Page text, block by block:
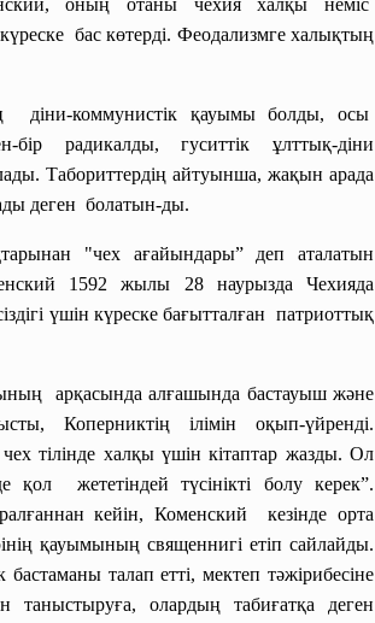
оның отаны чехия халқы неміс
бас көтерді. Феодализмге халықтың
діни-коммунистік қауымы болды, осы
радикалды, гуситтік ұлттық-діни
Табориттердің айтуынша, жақын арада
деген болатын-ды.
"чех ағайындары” деп аталатын
1592 жылы 28 наурызда Чехияда
үшін күреске бағытталған патриоттық
арқасында алғашында бастауыш және
Коперниктің ілімін оқып-үйренді.
тілінде халқы үшін кітаптар жазды. Ол
жететіндей түсінікті болу керек”.
кейін, Коменский кезінде орта
қауымының священнигі етіп сайлайды.
талап етті, мектеп тәжірибесіне
таныстыруға, олардың табиғатқа деген